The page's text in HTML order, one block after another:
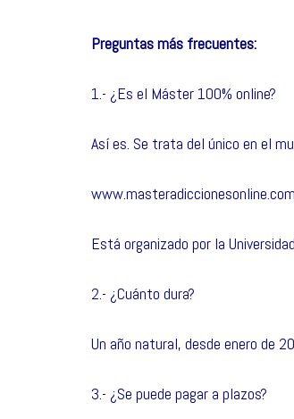
Preguntas más frecuentes:
1.- ¿Es el Máster 100% online?
Así es. Se trata del único en el
www.masteradiccionesonline.com
Está organizado por la
2.- ¿Cuánto dura?
Un año natural, desde enero de
3.- ¿Se puede pagar a plazos?